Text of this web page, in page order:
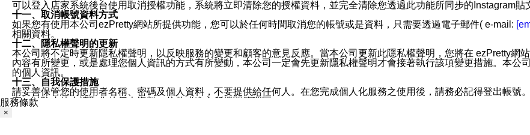
可以登入店家系統後台使用取消授權功能，系統將立即清除您的授權資料，並完全清除您透過此功能所同步的Instagram貼
十一、取消帳號資料方式
如果您有使用本公司ezPretty網站所提供功能，您可以於任何時間取消您的帳號或是資料，只需要透過電子郵件( e-mail:
相關資料。
十二、隱私權聲明的更新
本公司將不定時更新隱私權聲明，以反映服務的變更和顧客的意見反應。當本公司更新此隱私權聲明，您將在 ezPretty網
內容有所變更，或是處理您個人資訊的方式有所變動，本公司一定會先更新隱私權聲明才會接著執行該項變更措施。本公
的個人資訊。
十三、自我保護措施
請妥善保管您的使用者名稱、密碼及個人資料，不要提供給任何人。在您完成個人化服務之使用後，請務必記得登出帳號
窗，以防止他人讀取您的個人資料、信件或進入所機關管理區。
服務條款
×